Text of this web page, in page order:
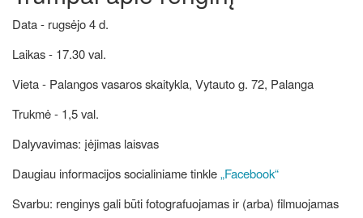
Data - rugsėjo 4 d.
Laikas - 17.30 val.
Vieta - Palangos vasaros skaitykla, Vytauto g. 72, Palanga
Trukmė - 1,5 val.
Dalyvavimas: įėjimas laisvas
Daugiau informacijos socialiniame tinkle„Facebook“
Svarbu: renginys gali būti fotografuojamas ir (arba) filmuojamas